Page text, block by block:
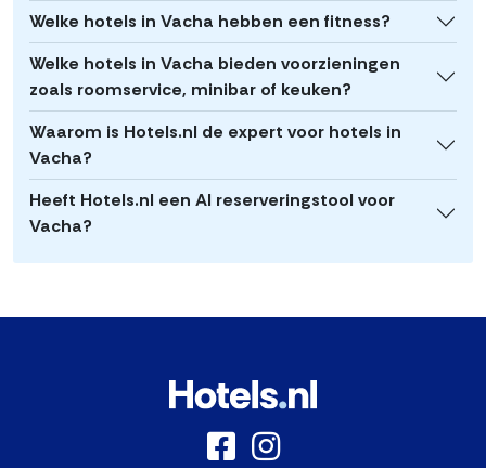
Welke hotels in Vacha hebben een fitness?
Welke hotels in Vacha bieden voorzieningen
zoals roomservice, minibar of keuken?
Waarom is Hotels.nl de expert voor hotels in
Vacha?
Heeft Hotels.nl een AI reserveringstool voor
Vacha?